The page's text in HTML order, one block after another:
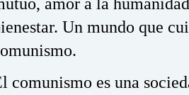
Un mundo que
comunismo es una